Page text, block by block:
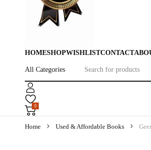
HOMESHOPWISHLISTCONTACT
0
Home Used & Affordable Books